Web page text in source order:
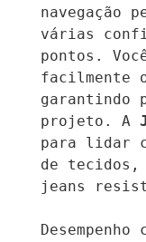
navegação
várias
pontos.
facilmente
garantindo
projeto. A
para lidar
de tecidos,
jeans